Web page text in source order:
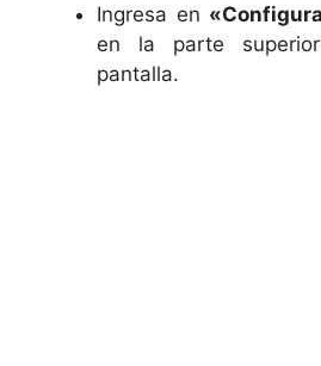
Ingresa en
en la parte
pantalla.